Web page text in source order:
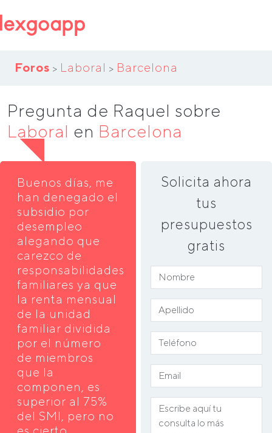
Foros > Laboral > Barcelona
Pregunta de Raquel sobre
Laboral en Barcelona
Buenos días, me
han denegado el
subsidio por
desempleo
alegando que
carezco de
responsabilidades
familiares ya que
la renta mensual
de la unidad
familiar dividida
por el número
de miembros
que la
componen, es
superior al 75%
del SMI, pero no
Solicita ahora
tus
presupuestos
gratis